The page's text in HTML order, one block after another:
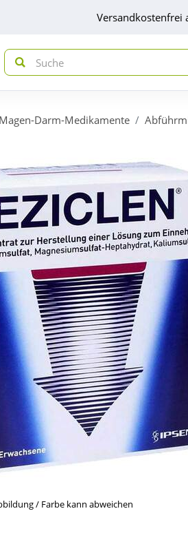
Versandkostenfrei
Magen-Darm-Medikamente
/ Farbe kann abweichen